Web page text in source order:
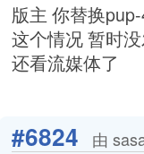
版主 你替换
这个情况 暂时
还看流媒体了
#6824 由